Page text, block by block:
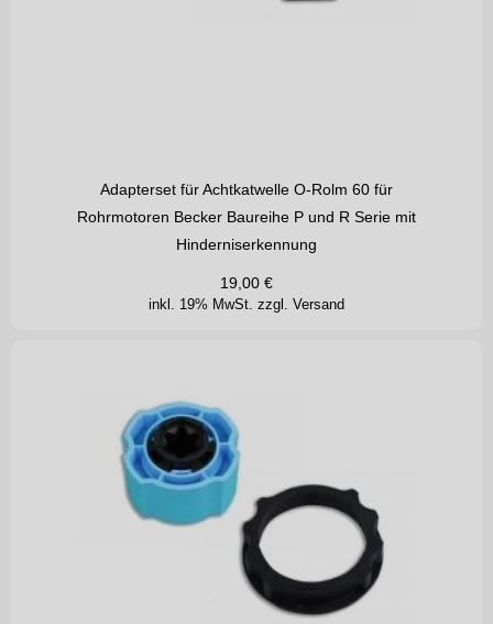
Adapterset für Achtkatwelle O-Rolm 60 für
Rohrmotoren Becker Baureihe P und R Serie mit
Hinderniserkennung
inkl. 19% MwSt. zzgl. Versand
19,00 €